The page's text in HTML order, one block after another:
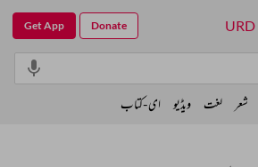
URD
Get App Donate
شعر لغت ویڈیو ای-کتاب